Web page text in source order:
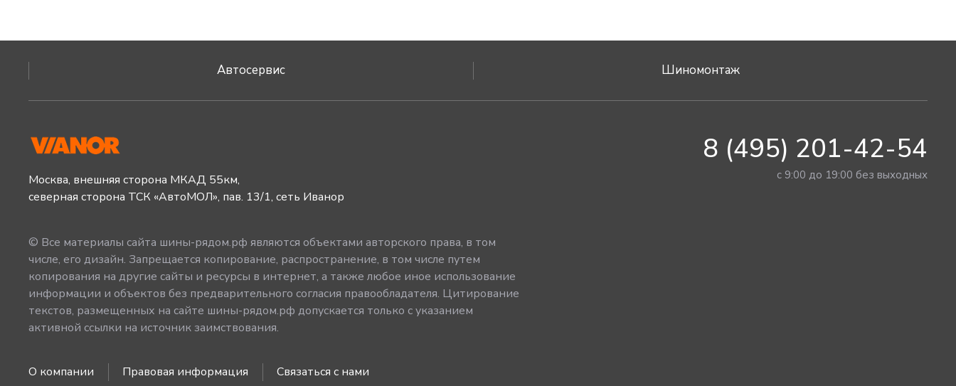
Автосервис Шиномонтаж
Москва, внешняя сторона МКАД 55км,
северная сторона ТСК «АвтоМОЛ», пав. 13/1, сеть Иванор
8 (495) 201-42-54
с 9:00 до 19:00 без выходных
© Все материалы сайта шины-рядом.рф являются объектами авторского права, в том
числе, его дизайн. Запрещается копирование, распространение, в том числе путем
копирования на другие сайты и ресурсы в интернет, а также любое иное использование
информации и объектов без предварительного согласия правообладателя. Цитирование
текстов, размещенных на сайте шины-рядом.рф допускается только с указанием
активной ссылки на источник заимствования.
О компании Правовая информация Связаться с нами